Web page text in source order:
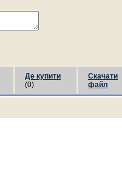
Де купити
(0)
Скачати
файл